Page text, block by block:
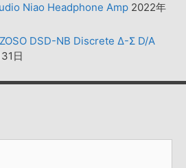
Niao Headphone Amp 2022年
DSD-NB Discrete Δ-Σ D/A
日